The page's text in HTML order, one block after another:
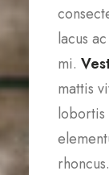
lacus
mi.
mattis
lobortis